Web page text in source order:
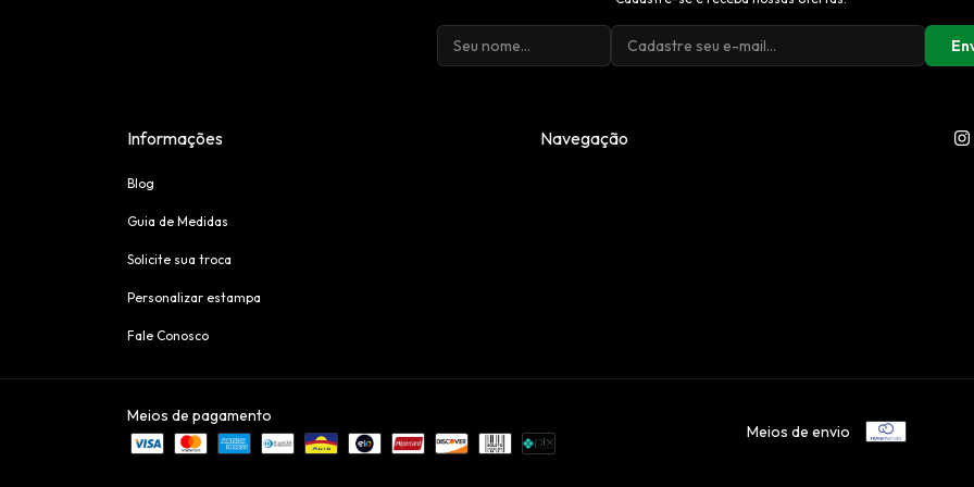
Informações
Blog
Guia de Medidas
Solicite sua troca
Personalizar estampa
Fale Conosco
Navegação
Meios de pagamento
Meios de envio